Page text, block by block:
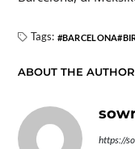
Tags: BARCELONA
ABOUT THE AUTHOR
https://